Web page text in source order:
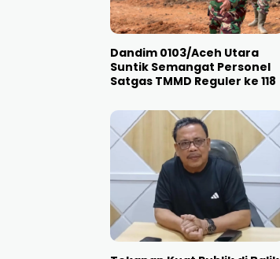
Dandim 0103/Aceh Utara
Suntik Semangat Personel
Satgas TMMD Reguler ke 118